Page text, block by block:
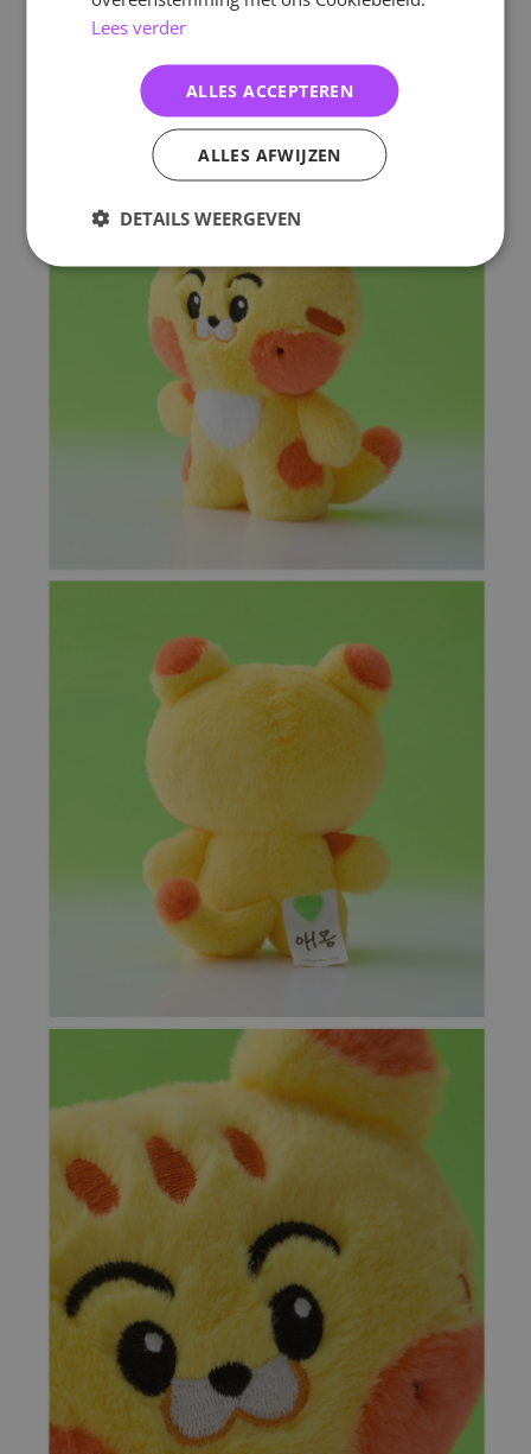
Lees verder
ALLES ACCEPTEREN
ALLES AFWIJZEN
DETAILS WEERGEVEN